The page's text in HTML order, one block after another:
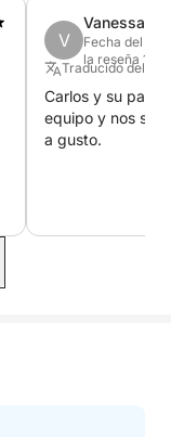
V
Vanessa
Fecha del
la reseña 17/
Traducido del
Carlos y su
equipo y nos
a gusto.